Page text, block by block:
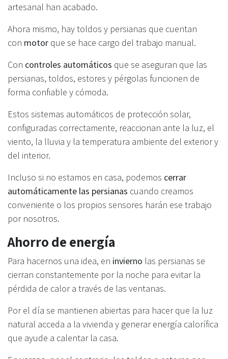
artesanal han acabado.
Ahora mismo, hay toldos y persianas que cuentan
con motor que se hace cargo del trabajo manual.
Con controles automáticos que se aseguran que las
persianas, toldos, estores y pérgolas funcionen de
forma confiable y cómoda.
Estos sistemas automáticos de protección solar,
configuradas correctamente, reaccionan ante la luz, el
viento, la lluvia y la temperatura ambiente del exterior y
del interior.
Incluso si no estamos en casa, podemos cerrar
automáticamente las persianas cuando creamos
conveniente o los propios sensores harán ese trabajo
por nosotros.
Ahorro de energía
Para hacernos una idea, en invierno las persianas se
cierran constantemente por la noche para evitar la
pérdida de calor a través de las ventanas.
Por el día se mantienen abiertas para hacer que la luz
natural acceda a la vivienda y generar energía calorífica
que ayude a calentar la casa.